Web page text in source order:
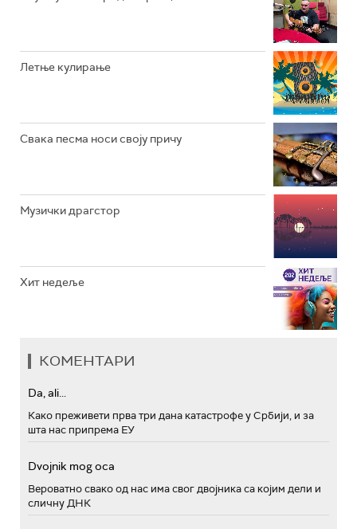
Летње кулирање
Свака песма носи своју причу
Музички драгстор
Хит недеље
КОМЕНТАРИ
Da, ali...
Како преживети прва три дана катастрофе у Србији, и за
шта нас припрема ЕУ
Dvojnik mog oca
Вероватно свако од нас има свог двојника са којим дели и
сличну ДНК